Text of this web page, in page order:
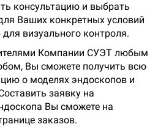
консультацию и выбрать
Ваших конкретных условий
визуального контроля.
Компании СУЭТ любым
Вы сможете получить всю
о моделях эндоскопов и
заявку на
Вы сможете на
заказов.